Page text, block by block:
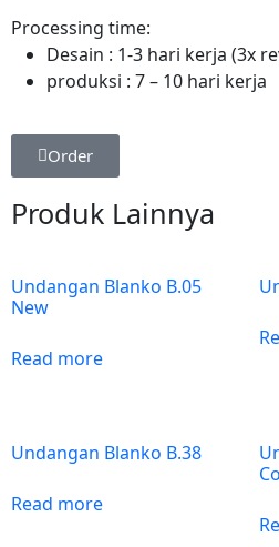
Processing time:
Desain : 1-3 hari kerja (3x
produksi : 7 – 10 hari kerja
Order
Produk Lainnya
Undangan Blanko B.05
New
Read more
Undangan Blanko B.38
Read more